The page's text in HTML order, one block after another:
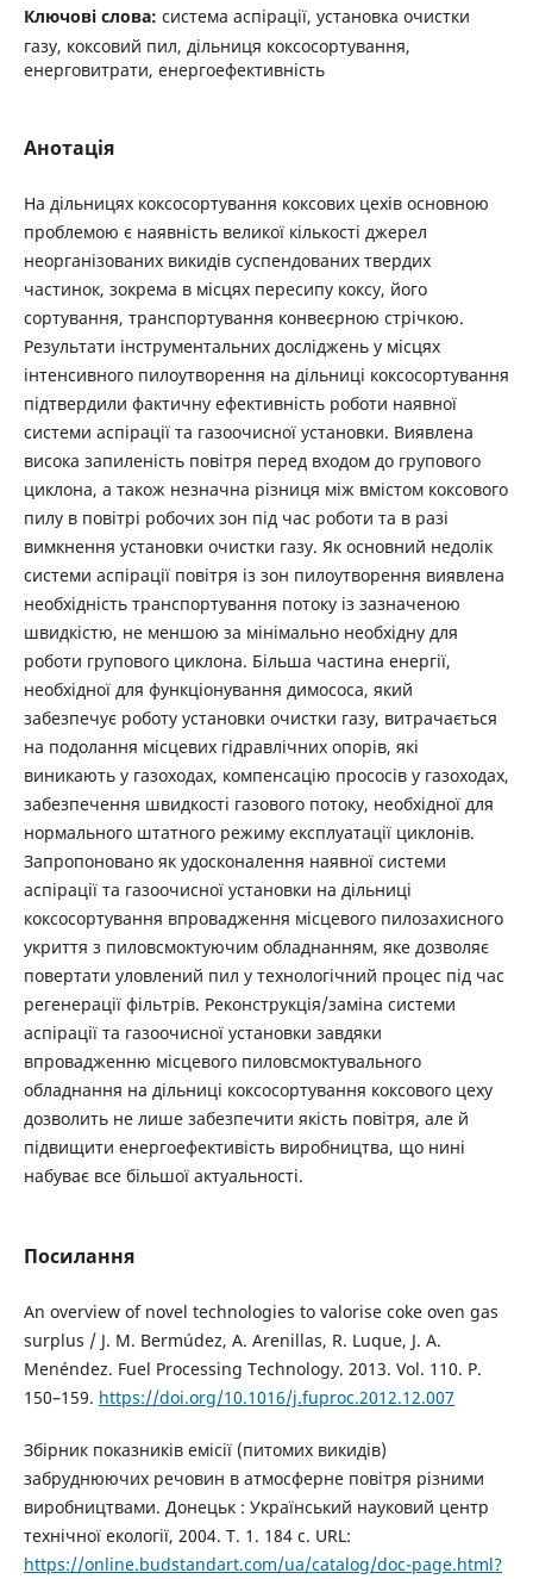
Ключові слова: система аспірації, установка очистки
газу, коксовий пил, дільниця коксосортування,
енерговитрати, енергоефективність
Анотація
На дільницях коксосортування коксових цехів основною
проблемою є наявність великої кількості джерел
неорганізованих викидів суспендованих твердих
частинок, зокрема в місцях пересипу коксу, його
сортування, транспортування конвеєрною стрічкою.
Результати інструментальних досліджень у місцях
інтенсивного пилоутворення на дільниці коксосортування
підтвердили фактичну ефективність роботи наявної
системи аспірації та газоочисної установки. Виявлена
висока запиленість повітря перед входом до групового
циклона, а також незначна різниця між вмістом коксового
пилу в повітрі робочих зон під час роботи та в разі
вимкнення установки очистки газу. Як основний недолік
системи аспірації повітря із зон пилоутворення виявлена
необхідність транспортування потоку із зазначеною
швидкістю, не меншою за мінімально необхідну для
роботи групового циклона. Більша частина енергії,
необхідної для функціонування димососа, який
забезпечує роботу установки очистки газу, витрачається
на подолання місцевих гідравлічних опорів, які
виникають у газоходах, компенсацію прососів у газоходах,
забезпечення швидкості газового потоку, необхідної для
нормального штатного режиму експлуатації циклонів.
Запропоновано як удосконалення наявної системи
аспірації та газоочисної установки на дільниці
коксосортування впровадження місцевого пилозахисного
укриття з пиловсмоктуючим обладнанням, яке дозволяє
повертати уловлений пил у технологічний процес під час
регенерації фільтрів. Реконструкція/заміна системи
аспірації та газоочисної установки завдяки
впровадженню місцевого пиловсмоктувального
обладнання на дільниці коксосортування коксового цеху
дозволить не лише забезпечити якість повітря, але й
підвищити енергоефективість виробництва, що нині
набуває все більшої актуальності.
Посилання
An overview of novel technologies to valorise coke oven gas
surplus / J. M. Bermúdez, A. Arenillas, R. Luque, J. A.
Menéndez. Fuel Processing Technology. 2013. Vol. 110. P.
150–159. https://doi.org/10.1016/j.fuproc.2012.12.007
Збірник показників емісії (питомих викидів)
забруднюючих речовин в атмосферне повітря різними
виробництвами. Донецьк : Український науковий центр
технічної екології, 2004. Т. 1. 184 с. URL:
https://online.budstandart.com/ua/catalog/doc-page.html?